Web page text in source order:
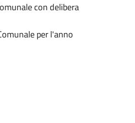
con delibera
per l'anno